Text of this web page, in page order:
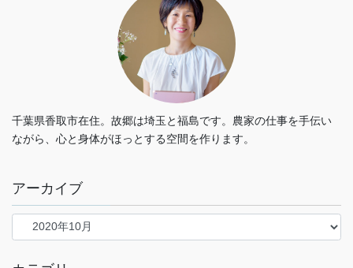
千葉県香取市在住。故郷は埼玉と福島です。農家の仕事を手伝い
ながら、心と身体がほっとする空間を作ります。
アーカイブ